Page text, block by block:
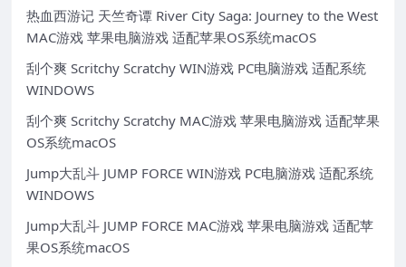
热血西游记 天竺奇谭 River City Saga: Journey to the West
MAC游戏 苹果电脑游戏 适配苹果OS系统macOS
刮个爽 Scritchy Scratchy WIN游戏 PC电脑游戏 适配系统
WINDOWS
刮个爽 Scritchy Scratchy MAC游戏 苹果电脑游戏 适配苹果
OS系统macOS
Jump大乱斗 JUMP FORCE WIN游戏 PC电脑游戏 适配系统
WINDOWS
Jump大乱斗 JUMP FORCE MAC游戏 苹果电脑游戏 适配苹
果OS系统macOS